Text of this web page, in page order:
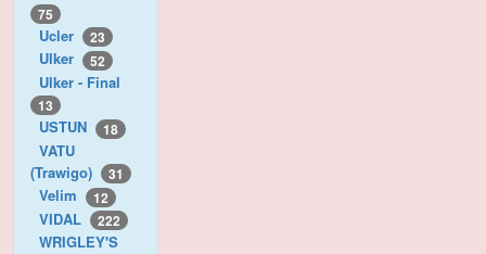
75
Ucler 23
Ulker 52
Ulker - Final
13
USTUN 18
VATU
(Trawigo)
31
Velim 12
VIDAL 222
WRIGLEY'S